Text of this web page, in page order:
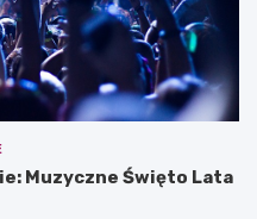
Muzyczne Święto Lata